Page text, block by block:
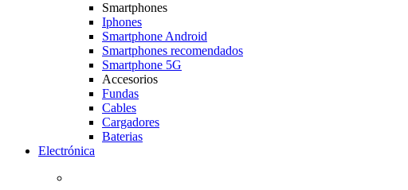
Smartphones
Iphones
Smartphone Android
Smartphones recomendados
Smartphone 5G
Accesorios
Fundas
Cables
Cargadores
Baterias
Electrónica